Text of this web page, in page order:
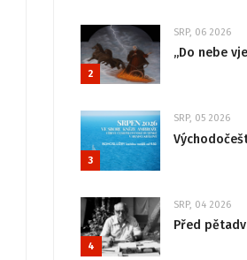
2
SRP, 06 2026
„Do nebe
3
SRP, 05 2026
4
SRP, 04 2026
Před